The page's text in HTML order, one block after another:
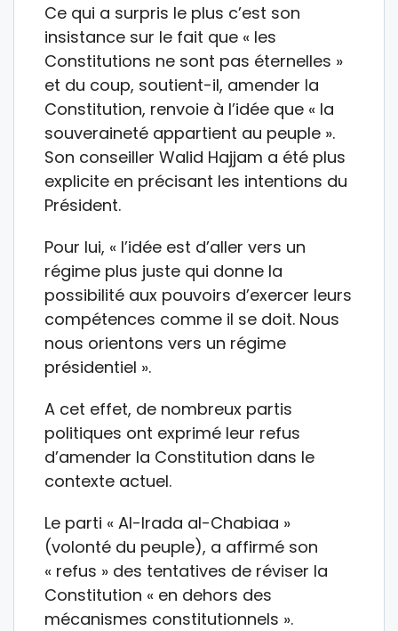
Ce qui a surpris le plus c’est son
insistance sur le fait que « les
Constitutions ne sont pas éternelles »
et du coup, soutient-il, amender la
Constitution, renvoie à l’idée que « la
souveraineté appartient au peuple ».
Son conseiller Walid Hajjam a été plus
explicite en précisant les intentions du
Président.
Pour lui, « l’idée est d’aller vers un
régime plus juste qui donne la
possibilité aux pouvoirs d’exercer leurs
compétences comme il se doit. Nous
nous orientons vers un régime
présidentiel ».
A cet effet, de nombreux partis
politiques ont exprimé leur refus
d’amender la Constitution dans le
contexte actuel.
Le parti « Al-Irada al-Chabiaa »
(volonté du peuple), a affirmé son
« refus » des tentatives de réviser la
Constitution « en dehors des
mécanismes constitutionnels ».